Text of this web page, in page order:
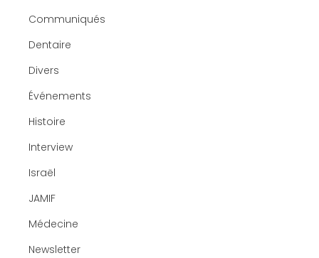
Communiqués
Dentaire
Divers
Événements
Histoire
Interview
Israël
JAMIF
Médecine
Newsletter